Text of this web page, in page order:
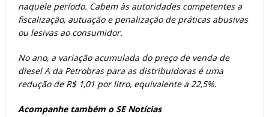
naquele período. Cabem às autoridades competentes a
fiscalização, autuação e penalização de práticas abusivas
ou lesivas ao consumidor.
No ano, a variação acumulada do preço de venda de
diesel A da Petrobras para as distribuidoras é uma
redução de R$ 1,01 por litro, equivalente a 22,5%.
Acompanhe também o SE Notícias